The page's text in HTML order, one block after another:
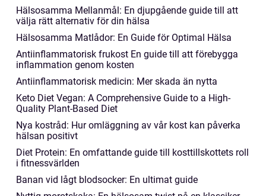
Hälsosamma Mellanmål: En djupgående guide till att
välja rätt alternativ för din hälsa
Hälsosamma Matlådor: En Guide för Optimal Hälsa
Antiinflammatorisk frukost En guide till att förebygga
inflammation genom kosten
Antiinflammatorisk medicin: Mer skada än nytta
Keto Diet Vegan: A Comprehensive Guide to a High-
Quality Plant-Based Diet
Nya kostråd: Hur omläggning av vår kost kan påverka
hälsan positivt
Diet Protein: En omfattande guide till kosttillskottets roll
i fitnessvärlden
Banan vid lågt blodsocker: En ultimat guide